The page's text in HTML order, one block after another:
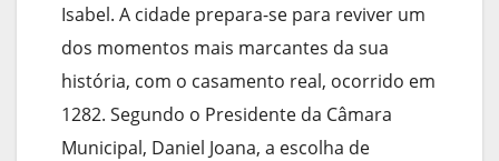
Isabel. A cidade prepara-se para reviver um
dos momentos mais marcantes da sua
história, com o casamento real, ocorrido em
1282. Segundo o Presidente da Câmara
Municipal, Daniel Joana, a escolha de